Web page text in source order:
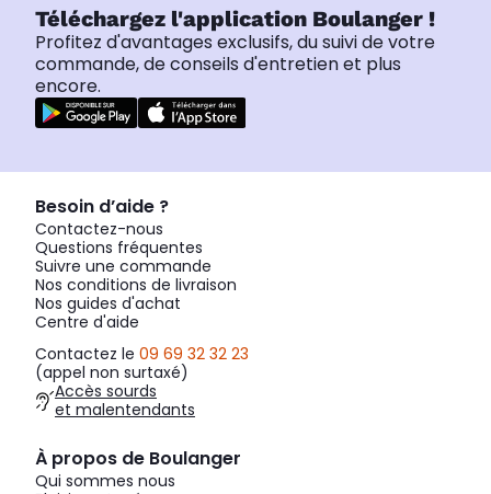
Téléchargez l'application Boulanger !
Profitez d'avantages exclusifs, du suivi de votre
commande, de conseils d'entretien et plus
encore.
Besoin d’aide ?
Contactez-nous
Questions fréquentes
Suivre une commande
Nos conditions de livraison
Nos guides d'achat
Centre d'aide
Contactez le 09 69 32 32 23
(appel non surtaxé)
Accès sourds
et malentendants
À propos de Boulanger
Qui sommes nous